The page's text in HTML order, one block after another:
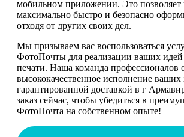
мобильном приложении. Это позволяет
максимально быстро и безопасно
отходя от других своих дел.
Мы призываем вас воспользоваться
ФотоПочты для реализации ваших идей
печати. Наша команда профессионалов
высококачественное исполнение ваших
гарантированной доставкой в г
заказ сейчас, чтобы убедиться в
ФотоПочта на собственном опыте!